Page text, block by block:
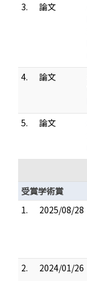
3.
論文
4.
論文
5.
論文
受賞学術賞
1.
2025/08/28
2.
2024/01/26